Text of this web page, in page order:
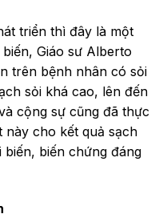
triển thì đây là một
Giáo sư Alberto
trên bệnh nhân có sỏi
sỏi khá cao, lên đến
cộng sự cũng đã thực
này cho kết quả sạch
biến, biến chứng đáng